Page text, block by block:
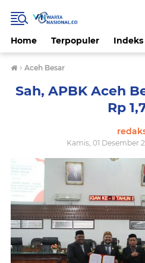
Home Terpopuler Indeks
› Aceh Besar
Sah, APBK Aceh
Rp
Kamis, 01 Desember